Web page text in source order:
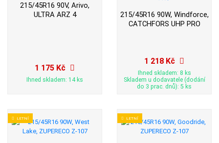
215/45R16 90V, Arivo,
ULTRA ARZ 4
1 175 Kč
Ihned skladem: 14 ks
215/45R16 90W, Windforce,
CATCHFORS UHP PRO
1 218 Kč
Ihned skladem: 8 ks
Skladem u dodavatele (dodání
do 3 prac. dnů): 5 ks
LETNÍ LETNÍ